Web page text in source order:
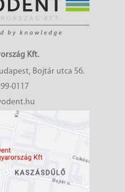
Kft.
Bojtár utca 56.
0117